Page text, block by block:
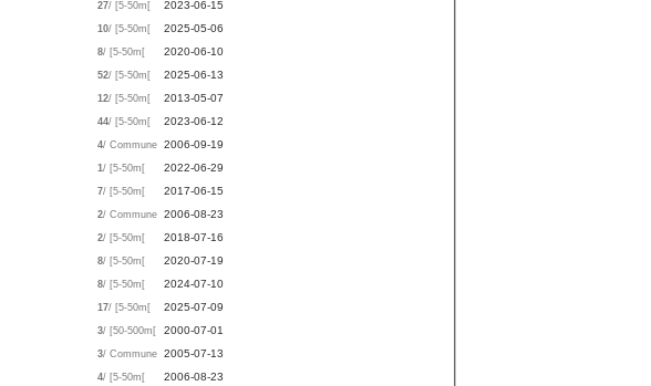
27/ [5-50m[ 2023-06-15
10/ [5-50m[ 2025-05-06
8/ [5-50m[ 2020-06-10
52/ [5-50m[ 2025-06-13
12/ [5-50m[ 2013-05-07
44/ [5-50m[ 2023-06-12
4/ Commune 2006-09-19
1/ [5-50m[ 2022-06-29
7/ [5-50m[ 2017-06-15
2/ Commune 2006-08-23
2/ [5-50m[ 2018-07-16
8/ [5-50m[ 2020-07-19
8/ [5-50m[ 2024-07-10
17/ [5-50m[ 2025-07-09
3/ [50-500m[ 2000-07-01
3/ Commune 2005-07-13
4/ [5-50m[ 2006-08-23